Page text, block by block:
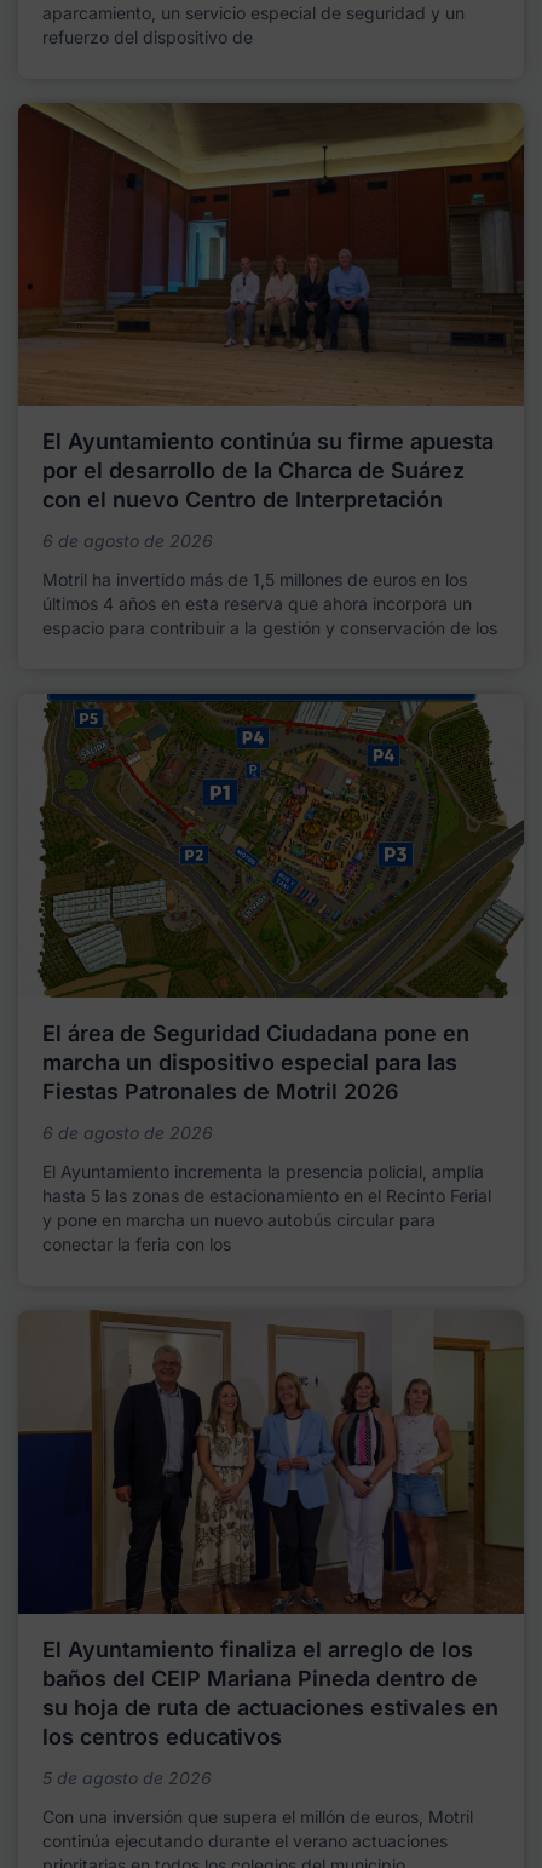
aparcamiento, un servicio especial de seguridad y un
refuerzo del dispositivo de
El Ayuntamiento continúa su firme apuesta
por el desarrollo de la Charca de Suárez
con el nuevo Centro de Interpretación
6 de agosto de 2026
Motril ha invertido más de 1,5 millones de euros en los
últimos 4 años en esta reserva que ahora incorpora un
espacio para contribuir a la gestión y conservación de los
El área de Seguridad Ciudadana pone en
marcha un dispositivo especial para las
Fiestas Patronales de Motril 2026
6 de agosto de 2026
El Ayuntamiento incrementa la presencia policial, amplía
hasta 5 las zonas de estacionamiento en el Recinto Ferial
y pone en marcha un nuevo autobús circular para
conectar la feria con los
El Ayuntamiento finaliza el arreglo de los
baños del CEIP Mariana Pineda dentro de
su hoja de ruta de actuaciones estivales en
los centros educativos
5 de agosto de 2026
Con una inversión que supera el millón de euros, Motril
continúa ejecutando durante el verano actuaciones